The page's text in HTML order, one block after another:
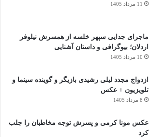
11 مرداد 1405
ماجرای جدایی سپهر خلسه از همسرش نیلوفر
اردلان؛ بیوگرافی و داستان آشنایی
10 مرداد 1405
ازدواج مجدد لیلی رشیدی بازیگر و گوینده سینما و
تلویزیون + عکس
8 مرداد 1405
عکس مونا کرمی و پسرش توجه مخاطبان را جلب
کرد